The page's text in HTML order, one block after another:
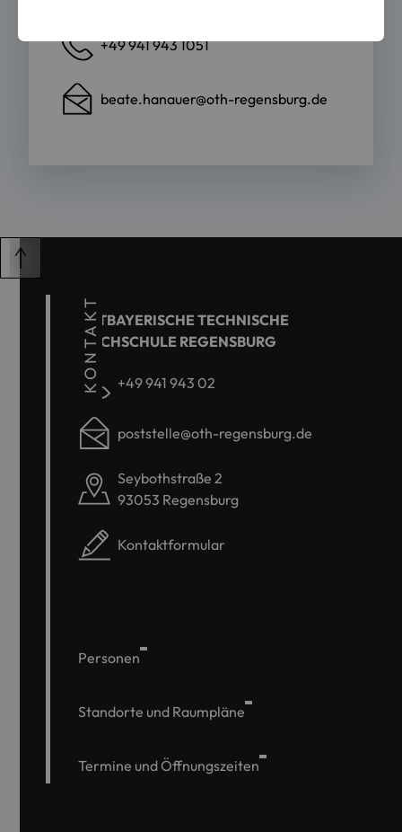
+49 941 943 1051
beate.hanauer@oth-regensburg.de
KONTAKT
OSTBAYERISCHE TECHNISCHE
HOCHSCHULE REGENSBURG
+49 941 943 02
poststelle@oth-regensburg.de
Seybothstraße 2
93053 Regensburg
Kontaktformular
Personen
Standorte und Raumpläne
Termine und Öffnungszeiten